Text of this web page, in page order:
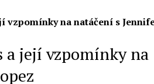
vzpomínky na natáčení s
a její vzpomínky na